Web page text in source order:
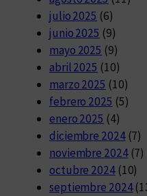
julio 2025 (6)
junio 2025 (9)
mayo 2025 (9)
abril 2025 (10)
marzo 2025 (10)
febrero 2025 (5)
enero 2025 (4)
diciembre 2024(7)
noviembre 2024(7)
octubre 2024(10)
septiembre 2024